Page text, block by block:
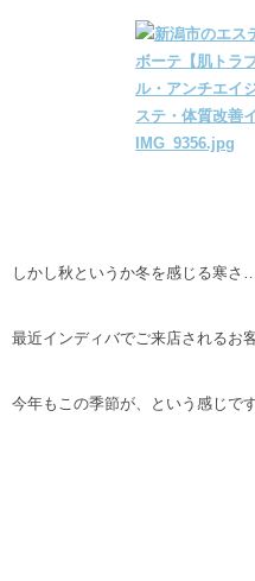
しかし秋というか冬を感じる寒さ
最近インディバでご来店されるお
今年もこの季節が、という感じで